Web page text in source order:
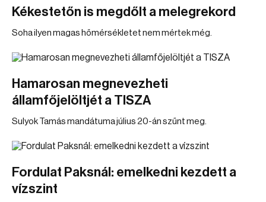
Kékestetőn is megdőlt a melegrekord
Soha ilyen magas hőmérsékletet nem mértek még.
Hamarosan megnevezheti
államfőjelöltjét a TISZA
Sulyok Tamás mandátuma július 20-án szűnt meg.
Fordulat Paksnál: emelkedni kezdett a
vízszint